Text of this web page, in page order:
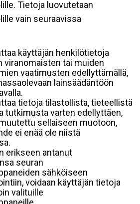
Tietoja luovutetaan
vain seuraavissa
käyttäjän henkilötietoja
viranomaisten tai muiden
vaatimusten edellyttämällä,
lainsäädäntöön
tietoja tilastollista, tieteellistä
tutkimusta varten edellyttäen,
sellaiseen muotoon,
ei enää ole niistä
erikseen antanut
seuran
sähköiseen
voidaan käyttäjän tietoja
valituille